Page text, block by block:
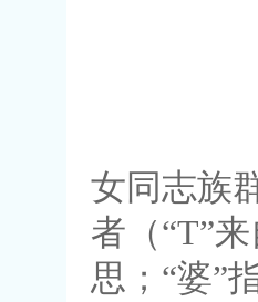
女同志族
者（“T”
思；“婆”